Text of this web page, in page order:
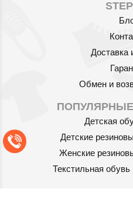
Доставка
Обмен и
Детская
Детские
Женские
Текстильная